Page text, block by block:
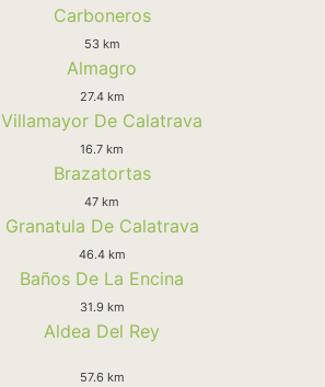
Carboneros
53 km
Almagro
27.4 km
Villamayor De Calatrava
16.7 km
Brazatortas
47 km
Granatula De Calatrava
46.4 km
Baños De La Encina
31.9 km
Aldea Del Rey
57.6 km